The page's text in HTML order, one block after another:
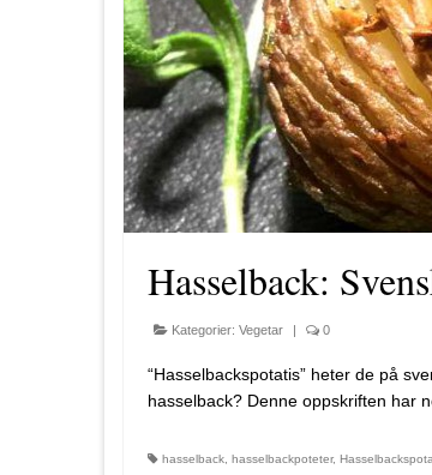
Hasselback:
Kategorier: Vegetar | 0
“Hasselbackspotatis” heter de på
hasselback? Denne oppskriften har
hasselback hasselbackpoteter,